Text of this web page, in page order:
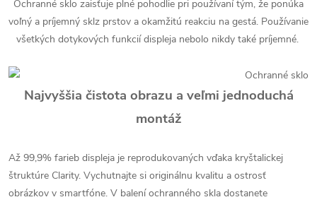
Ochranné sklo zaisťuje plné pohodlie pri používaní tým, že ponúka
voľný a príjemný sklz prstov a okamžitú reakciu na gestá. Používanie
všetkých dotykových funkcií displeja nebolo nikdy také príjemné.
Najvyššia čistota obrazu a veľmi jednoduchá
montáž
Až 99,9% farieb displeja je reprodukovaných vďaka kryštalickej
štruktúre Clarity. Vychutnajte si originálnu kvalitu a ostrosť
obrázkov v smartfóne. V balení ochranného skla dostanete